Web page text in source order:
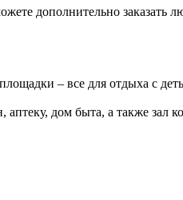
дополнительно заказать
– все для отдыха с
дом быта, а также зал